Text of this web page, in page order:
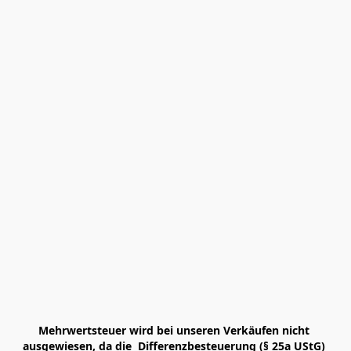
Mehrwertsteuer wird bei unseren Verkäufen nicht
ausgewiesen, da die  Differenzbesteuerung (§ 25a UStG)